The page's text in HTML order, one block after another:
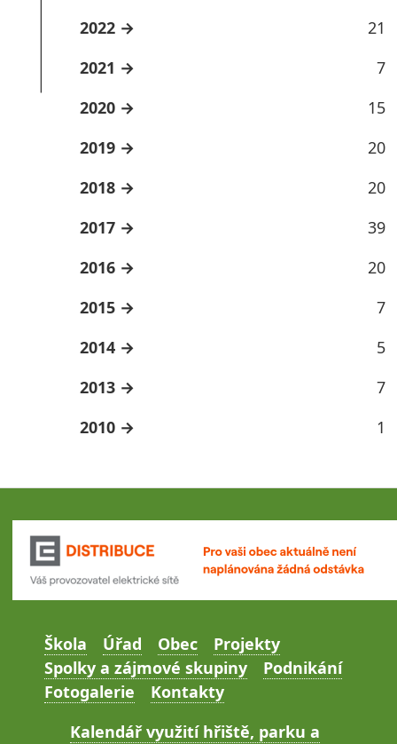
2022
21
2021
7
2020
15
2019
20
2018
20
2017
39
2016
20
2015
7
2014
5
2013
7
2010
1
Škola Úřad Obec
Projekty
Spolky a zájmové skupiny
Podnikání
Fotogalerie
Kontakty
Kalendář využití hřiště, parku a